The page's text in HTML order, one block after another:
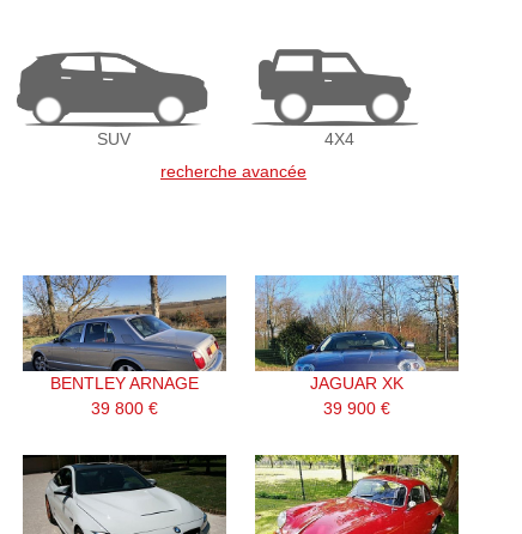
SUV
4X4
recherche avancée
BENTLEY ARNAGE
39 800 €
JAGUAR XK
39 900 €